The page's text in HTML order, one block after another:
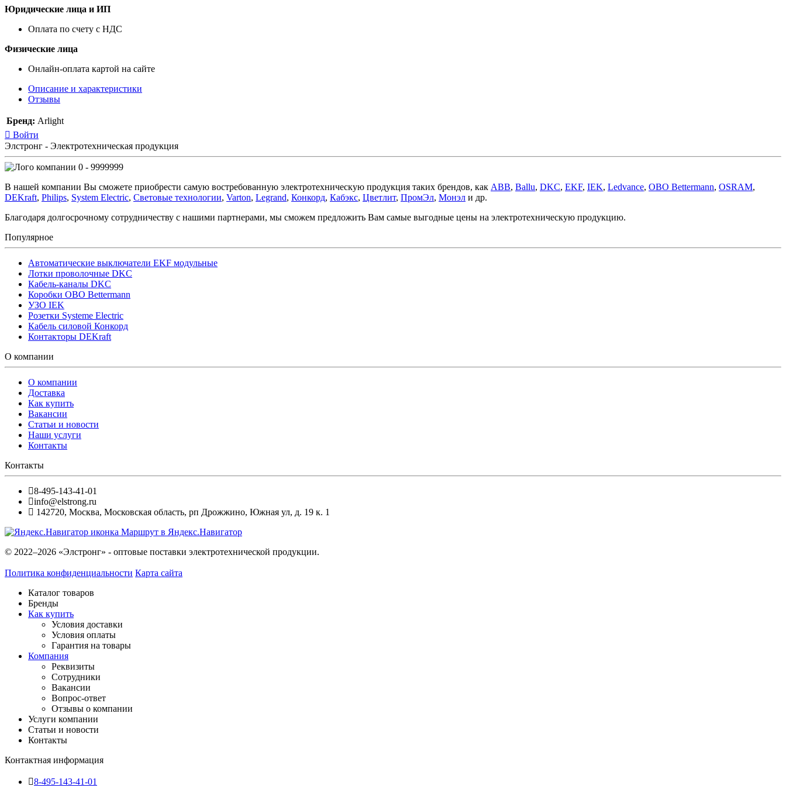
Юридические лица и ИП
Оплата по счету с НДС
Физические лица
Онлайн-оплата картой на сайте
Описание и характеристики
Отзывы
Бренд: Arlight
Войти
Элстронг - Электротехническая продукция
0 - 9999999
В нашей компании Вы сможете приобрести самую востребованную электротехническую продукция таких брендов, как ABB, Ballu, DKC, EKF, IEK, Ledvance, OBO Bettermann, OSRAM,
DEKraft, Philips, System Electric, Световые технологии, Varton, Legrand, Конкорд, Кабэкс, Цветлит, ПромЭл, Монэл и др.
Благодаря долгосрочному сотрудничеству с нашими партнерами, мы сможем предложить Вам самые выгодные цены на электротехническую продукцию.
Популярное
Автоматические выключатели EKF модульные
Лотки проволочные DKC
Кабель-каналы DKC
Коробки OBO Bettermann
УЗО IEK
Розетки Systeme Electric
Кабель силовой Конкорд
Контакторы DEKraft
О компании
О компании
Доставка
Как купить
Вакансии
Статьи и новости
Наши услуги
Контакты
Контакты
8-495-143-41-01
info@elstrong.ru
142720, Москва, Московская область, рп Дрожжино, Южная ул, д. 19 к. 1
Маршрут в Яндекс.Навигатор
© 2022–2026 «Элстронг» - оптовые поставки электротехнической продукции.
Политика конфиденциальности Карта сайта
Каталог товаров
Бренды
Как купить
Условия доставки
Условия оплаты
Гарантия на товары
Компания
Реквизиты
Сотрудники
Вакансии
Вопрос-ответ
Отзывы о компании
Услуги компании
Статьи и новости
Контакты
Контактная информация
8-495-143-41-01